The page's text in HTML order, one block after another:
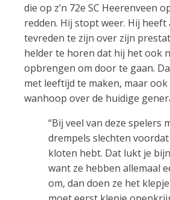
die op z’n 72e SC Heerenveen
redden. Hij stopt weer. Hij heeft
tevreden te zijn over zijn
helder te horen dat hij het ook
opbrengen om door te gaan.
met leeftijd te maken, maar ook
wanhoop over de huidige
“Bij veel van deze spelers
drempels slechten voordat
kloten hebt. Dat lukt je
want ze hebben allemaal
om, dan doen ze het klepje